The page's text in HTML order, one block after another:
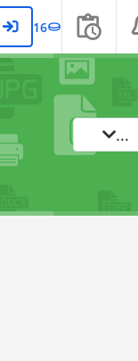
16
...